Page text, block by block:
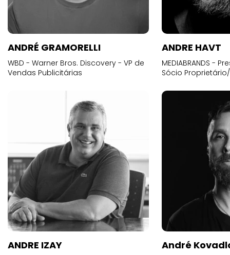
ANDRÉ GRAMORELLI
WBD - Warner Bros. Discovery - VP de
Vendas Publicitárias
ANDRE HAVT
MEDIABRANDS -
Sócio
ANDRE IZAY André